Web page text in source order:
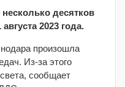
десятков
2023 года.
произошла
Из-за этого
сообщает